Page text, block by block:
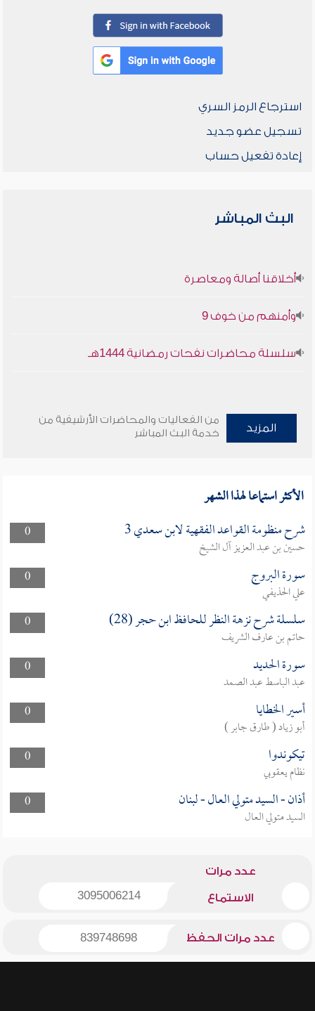
استرجاع الرمز السري
تسجيل عضو جديد
إعادة تفعيل حساب
البث المباشر
أخلاقنا أصالة ومعاصرة
وأمنهم من خوف 9
سلسلة محاضرات نفحات رمضانية 1444هـ
المزيد
من الفعاليات والمحاضرات الأرشيفية من
خدمة البث المباشر
الأكثر استماعا لهذا الشهر
0 شرح منظومة القواعد الفقهية لابن سعدي 3
حسين بن عبد العزيز آل الشيخ
0
سورة البروج
علي الحذيفي
0
سلسلة شرح نزهة النظر للحافظ ابن حجر (28)
حاتم بن عارف الشريف
0
سورة الحديد
عبد الباسط عبد الصمد
0
أسير الخطايا
أبو زياد ( طارق جابر )
0
تيكوندوا
نظام يعقوبي
0
أذان - السيد متولي العال - لبنان
السيد متولي العال
عدد مرات
الاستماع 3095006214
عدد مرات الحفظ 839748698